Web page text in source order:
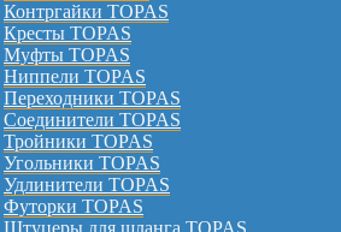
Контргайки TOPAS
Кресты TOPAS
Муфты TOPAS
Ниппели TOPAS
Переходники TOPAS
Соединители TOPAS
Тройники TOPAS
Угольники TOPAS
Удлинители TOPAS
Футорки TOPAS
Штуцеры для шланга TOPAS